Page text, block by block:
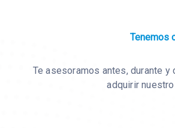
Tenemos
Te asesoramos antes, durante y
adquirir